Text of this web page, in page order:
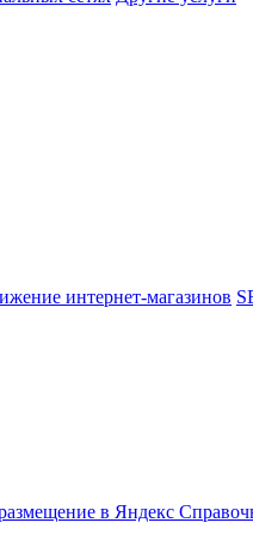
интернет-магазинов
в Яндекс